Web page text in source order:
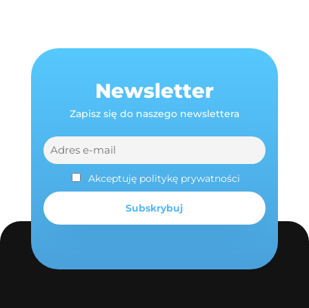
Newsletter
Zapisz się do naszego newslettera
Akceptuję politykę prywatności